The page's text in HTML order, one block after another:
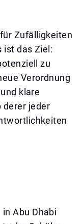
Zufälligkeiten
ist das Ziel:
zu
Verordnung
klare
derer jeder
Abu Dhabi